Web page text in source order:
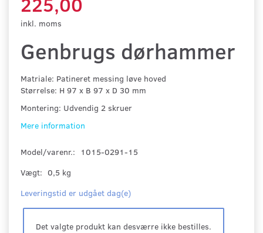
inkl. moms
Genbrugs dørhammer
Matriale: Patineret messing løve hoved
Størrelse: H 97 x B 97 x D 30 mm
Montering: Udvendig 2 skruer
Mere information
Model/varenr.:
1015-0291-15
Vægt: 0,5 kg
Leveringstid er udgået dag(e)
Det valgte produkt kan desværre ikke bestilles.